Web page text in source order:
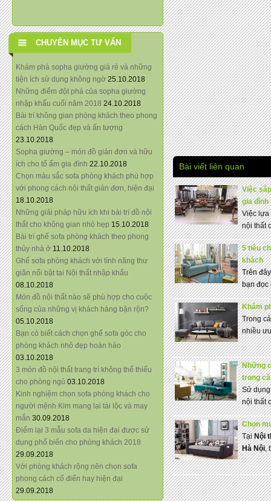
CHUYÊN MỤC TƯ VẤN
Khám phá sopha giường giá rẻ và những
tiện ích sử dụng không ngờ 25.10.2018
Những điểm đột phá của sopha giường
nhập khẩu cuối năm 2018 24.10.2018
Bài trí không gian phòng khách theo phong
cách Hàn Quốc đẹp và ấn tượng
23.10.2018
Sopha giường – món đồ giản đơn và hữu
ích cho tổ ấm gia đình 22.10.2018
Chọn màu sắc sofa phòng khách phù hợp
với phong cách nội thất giản đơn, hiện đại
18.10.2018
Những giải pháp hữu ích khi bài trí đồ nội
thất cho không gian nhỏ hẹp 15.10.2018
Bài trí ghế sofa phòng khách theo phong
thủy nhà ở 11.10.2018
Ghế sofa phòng khách với tính năng thư
giãn nổi bật tại Nội thất nhập khẩu
08.10.2018
Món đồ nội thất nào sẽ phù hợp cho cuộc
sống của những vị khách hàng bận rộn?
05.10.2018
Bạn có biết cách chọn ghế sofa góc cho
phòng khách nhỏ đẹp hoàn hảo
03.10.2018
3 món đồ nội thất trang trí không thể thiếu
cho phòng ngủ 03.10.2018
Kinh nghiệm chọn sofa phòng khách cho
người mệnh Kim mang lại tài lộc và may
mắn 30.09.2018
Điểm lại 3 mẫu sofa da hiện đại được sử
dụng phổ biến cho phòng khách 2018
29.09.2018
Với phòng khách rộng nên chọn sofa
phong cách cổ điển hay hiện đại
29.09.2018
Bài viết liên quan
Việc
gia đình
Việc lựa
nội thất
5 tiêu
khách
Trên
bạn đọc
Khám
Trong
nhiều
Những
trong
Sử
nội thất
Chọn
TạiNội
Hà Nội,